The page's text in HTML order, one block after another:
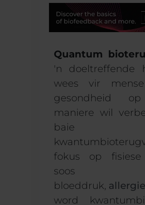
Quantum
'n doeltreffende
wees vir
gesondheid
maniere wil
baie
fokus op fisiese
soos
bloeddruk,
word